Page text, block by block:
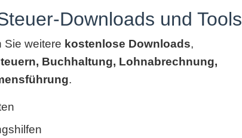
Downloads und Tools
Sie weitere kostenlose Downloads,
Buchhaltung, Lohnabrechnung,
.